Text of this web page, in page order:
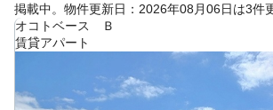
掲載中。物件更新日：2026年08月06日は3件
オコトベース Ｂ
賃貸アパート